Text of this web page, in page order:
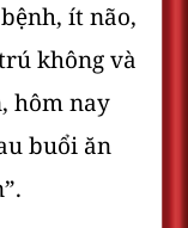
ít não,
không và
hôm nay
buổi ăn